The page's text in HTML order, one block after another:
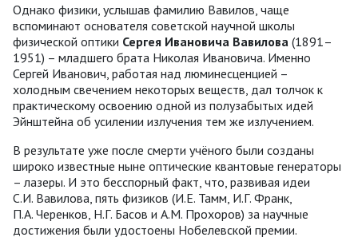
Однако физики, услышав фамилию Вавилов, чаще
вспоминают основателя советской научной школы
физической оптики Сергея Ивановича Вавилова (1891–
1951) – младшего брата Николая Ивановича. Именно
Сергей Иванович, работая над люминесценцией –
холодным свечением некоторых веществ, дал толчок к
практическому освоению одной из полузабытых идей
Эйнштейна об усилении излучения тем же излучением.
В результате уже после смерти учёного были созданы
широко известные ныне оптические квантовые генераторы
– лазеры. И это бесспорный факт, что, развивая идеи
С.И. Вавилова, пять физиков (И.Е. Тамм, И.Г. Франк,
П.А. Черенков, Н.Г. Басов и А.М. Прохоров) за научные
достижения были удостоены Нобелевской премии.